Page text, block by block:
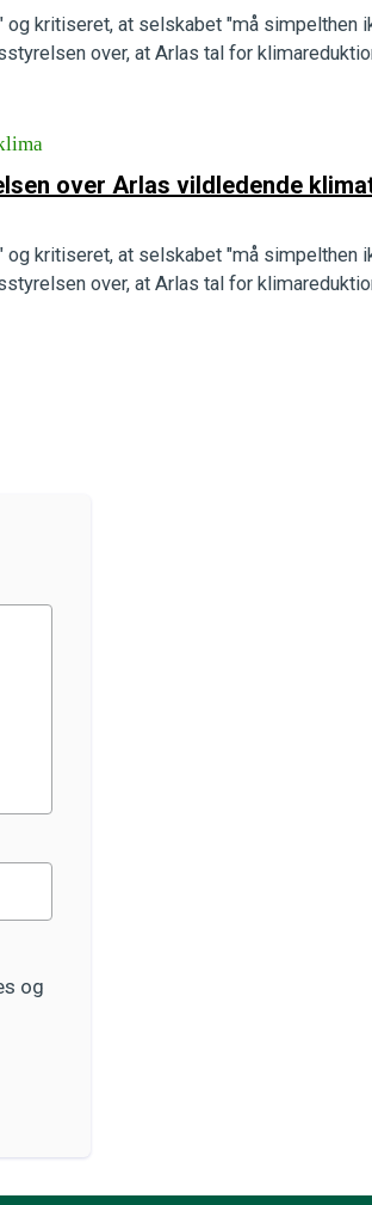
kritiseret, at selskabet "må simpelthen
over, at Arlas tal for
over Arlas vildledende
kritiseret, at selskabet "må simpelthen
over, at Arlas tal for
og